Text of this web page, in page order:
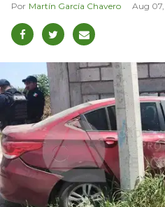
Martín García Chavero Aug